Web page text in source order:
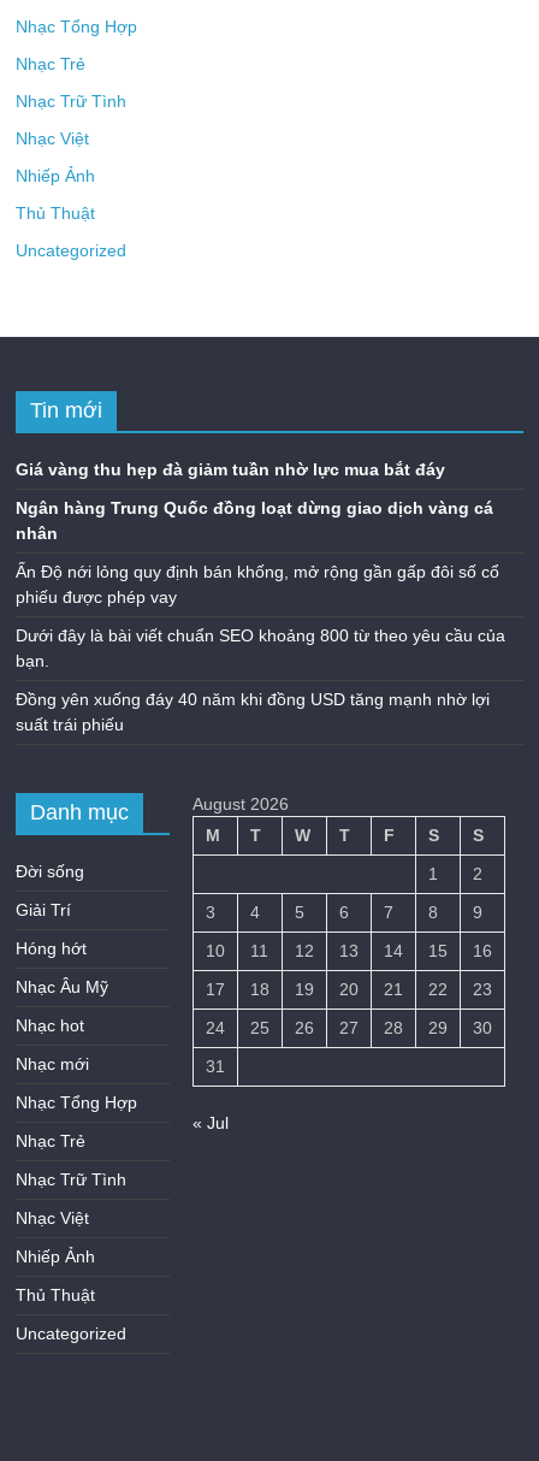
Nhạc Tổng Hợp
Nhạc Trẻ
Nhạc Trữ Tình
Nhạc Việt
Nhiếp Ảnh
Thủ Thuật
Uncategorized
Tin mới
Giá vàng thu hẹp đà giảm tuần nhờ lực mua bắt đáy
Ngân hàng Trung Quốc đồng loạt dừng giao dịch vàng cá
nhân
Ấn Độ nới lỏng quy định bán khống, mở rộng gần gấp đôi số cổ
phiếu được phép vay
Dưới đây là bài viết chuẩn SEO khoảng 800 từ theo yêu cầu của
bạn.
Đồng yên xuống đáy 40 năm khi đồng USD tăng mạnh nhờ lợi
suất trái phiếu
Danh mục
Đời sống
Giải Trí
Hóng hớt
Nhạc Âu Mỹ
Nhạc hot
Nhạc mới
Nhạc Tổng Hợp
Nhạc Trẻ
Nhạc Trữ Tình
Nhạc Việt
Nhiếp Ảnh
Thủ Thuật
Uncategorized
August 2026
M
T W T F S
S
1
2
3
4 5 6 7 8
9
10
11 12 13 14 15
16
17
18 19 20 21 22
23
24
25 26 27 28 29
30
31
« Jul